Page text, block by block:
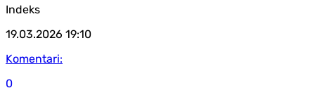
Indeks
19.03.2026 19:10
Komentari:
0